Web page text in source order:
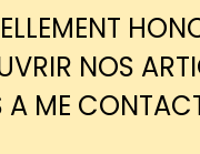
NOS
A ME